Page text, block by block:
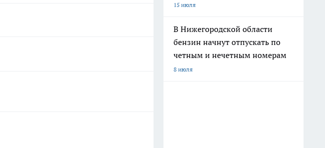
15 июля
В Нижегородской области
бензин начнут отпускать по
четным и нечетным номерам
8 июля